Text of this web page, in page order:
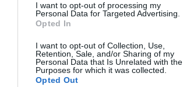
I want to opt-out of processing my
Personal Data for Targeted Advertising.
Opted In
I want to opt-out of Collection, Use,
Retention, Sale, and/or Sharing of my
Personal Data that Is Unrelated with the
Purposes for which it was collected.
Opted Out
Àlex Penalba
saudí